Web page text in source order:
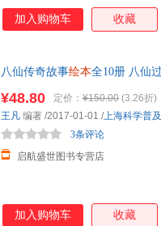
加入购物车 收藏
八仙传奇故事绘本全10册 八仙
¥48.80 定价： ¥150.00 (3.26折)
启航盛世图书专营店
3条评论
王凡 编著 /2017-01-01 /上海科学普
加入购物车 收藏